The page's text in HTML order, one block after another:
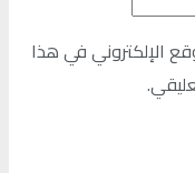
الإلكتروني في هذا